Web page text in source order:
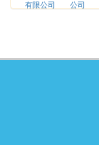
有限公司
公司